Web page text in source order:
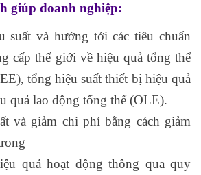
giúp doanh nghiệp:
suất và hướng tới các tiêu chuẩn
cấp thế giới về hiệu quả tổng thể
tổng hiệu suất thiết bị hiệu quả
quả lao động tổng thể (OLE).
và giảm chi phí bằng cách giảm
quả hoạt động thông qua quy